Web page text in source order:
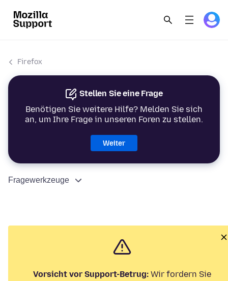
Firefox
Stellen Sie eine Frage
Benötigen Sie weitere Hilfe? Melden Sie sich
an, um Ihre Frage in unseren Foren zu stellen.
Weiter
Fragewerkzeuge
Vorsicht vor Support-Betrug: Wir fordern Sie